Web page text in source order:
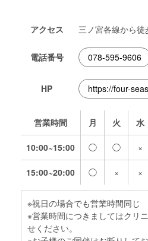
アクセス 三ノ宮各線から徒
電話番号 078-595-9606
HP https://four-
営業時間 月 火 水
10:00~15:00 ◯ ◯ ×
15:00~20:00 ◯ × ×
※祝日の場合でも営業時間同じ
※営業時間につきましてはクリ
せください。